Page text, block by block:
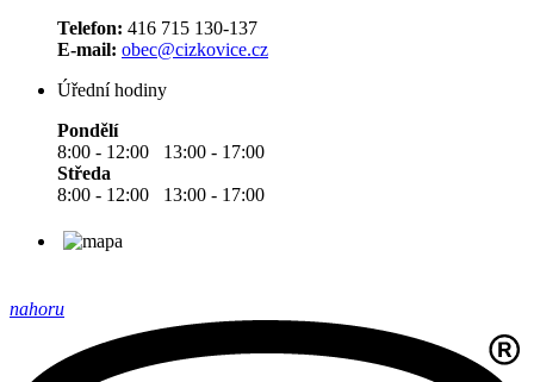
Telefon: 416 715 130-137
E-mail: obec@cizkovice.cz
Úřední hodiny
Pondělí
8:00 - 12:00 13:00 - 17:00
Středa
8:00 - 12:00 13:00 - 17:00
nahoru